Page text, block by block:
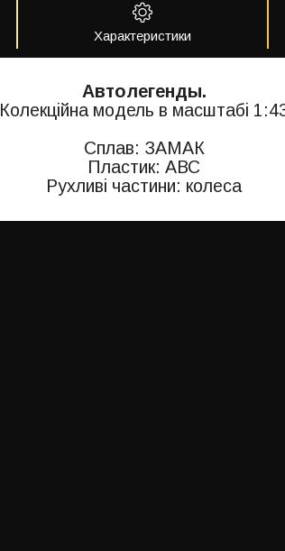
Характеристики
Автолегенды.
Колекційна модель в масштабі
Сплав: ЗАМАК
Пластик: АВС
Рухливі частини: колеса